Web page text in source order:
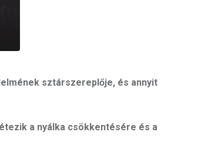
sztárszereplője, és annyit
a nyálka csökkentésére és a